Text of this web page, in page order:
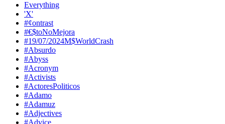
Everything
'X'
#¢ontrast
#€$toNoMejora
#19/07/2024M$WorldCrash
#Absurdo
#Abyss
#Acronym
#Activists
#ActoresPoliticos
#Adamo
#Adamuz
#Adjectives